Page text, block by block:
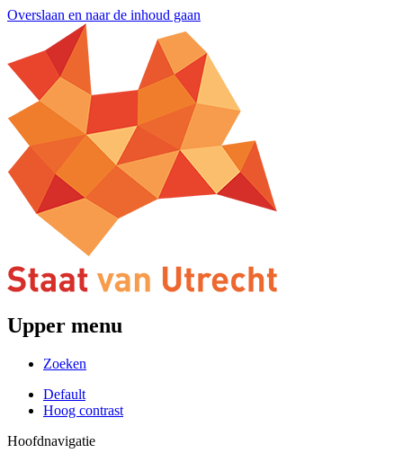
Overslaan en naar de inhoud gaan
Upper menu
Zoeken
Default
Hoog contrast
Hoofdnavigatie